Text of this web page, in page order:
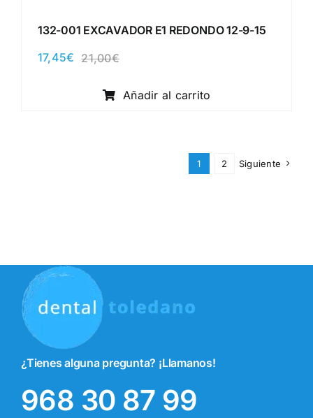
132-001 EXCAVADOR E1 REDONDO 12-9-15
21,00€El
original
era:
17,45€
El
actual
es:
Añadir al carrito
1 2 Siguiente
¿Tienes alguna pregunta? ¡Llamanos!
968 30 87 99